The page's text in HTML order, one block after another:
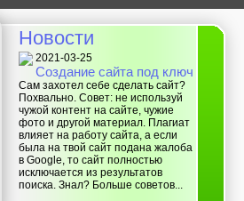
Новости
2021-03-25
Создание сайта под ключ
Сам захотел себе сделать сайт?
Похвально. Совет: не используй
чужой контент на сайте, чужие
фото и другой материал. Плагиат
влияет на работу сайта, а если
была на твой сайт подана жалоба
в Google, то сайт полностью
исключается из результатов
поиска. Знал? Больше советов...